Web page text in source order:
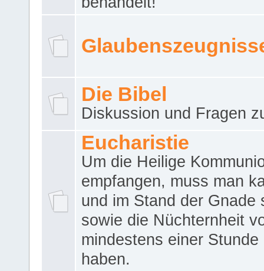
Die Bibel
Diskussion und Fragen
Eucharistie
Um die Heilige
empfangen, muss man
und im Stand der Gnade
sowie die Nüchternheit
mindestens einer Stunde
haben.